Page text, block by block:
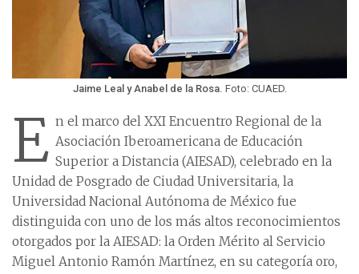
Jaime Leal y Anabel de la Rosa. Foto: CUAED.
E n el marco del XXI Encuentro Regional de la
Asociación Iberoamericana de Educación
Superior a Distancia (AIESAD), celebrado en la
Unidad de Posgrado de Ciudad Universitaria, la
Universidad Nacional Autónoma de México fue
distinguida con uno de los más altos reconocimientos
otorgados por la AIESAD: la Orden Mérito al Servicio
Miguel Antonio Ramón Martínez, en su categoría oro,